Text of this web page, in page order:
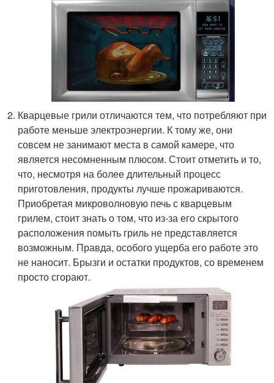
Кварцевые грили отличаются тем, что потребляют при
работе меньше электроэнергии. К тому же, они
совсем не занимают места в самой камере, что
является несомненным плюсом. Стоит отметить и то,
что, несмотря на более длительный процесс
приготовления, продукты лучше прожариваются.
Приобретая микроволновую печь с кварцевым
грилем, стоит знать о том, что из-за его скрытого
расположения помыть гриль не представляется
возможным. Правда, особого ущерба его работе это
не наносит. Брызги и остатки продуктов, со временем
просто сгорают.